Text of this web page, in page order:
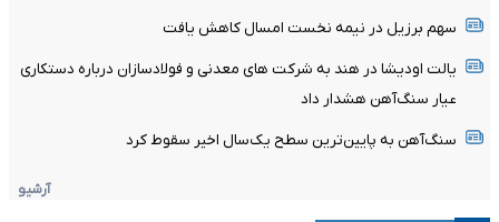
سهم برزیل در نیمه نخست امسال کاهش یافت
یالت اودیشا در هند به شرکت های معدنی و فولادسازان درباره دستکاری
عیار سنگ‌آهن هشدار داد
سنگ‌آهن به پایین‌ترین سطح یک‌سال اخیر سقوط کرد
آرشیو